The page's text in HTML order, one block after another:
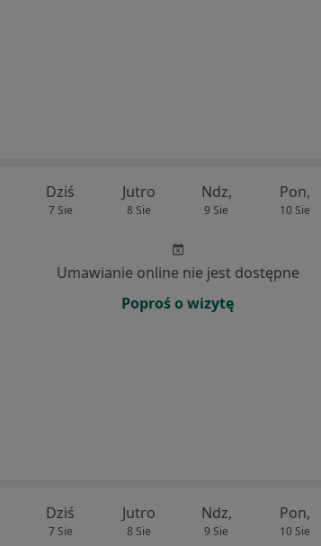
Dziś
7 Sie
Jutro
8 Sie
Ndz,
9 Sie
Pon,
10 Sie
Umawianie online nie jest dostępne
Poproś o wizytę
Dziś
7 Sie
Jutro
8 Sie
Ndz,
9 Sie
Pon,
10 Sie